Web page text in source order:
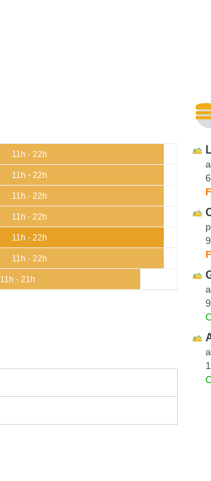
11h - 22h
11h - 22h
11h - 22h
11h - 22h
11h - 22h
11h - 22h
11h - 21h